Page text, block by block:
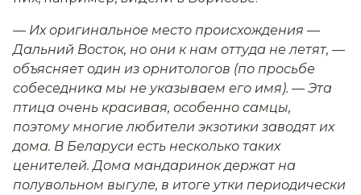
— Их оригинальное место происхождения —
Дальний Восток, но они к нам оттуда не летят, —
объясняет один из орнитологов (по просьбе
собеседника мы не указываем его имя). — Эта
птица очень красивая, особенно самцы,
поэтому многие любители экзотики заводят их
дома. В Беларуси есть несколько таких
ценителей. Дома мандаринок держат на
полувольном выгуле, в итоге утки периодически